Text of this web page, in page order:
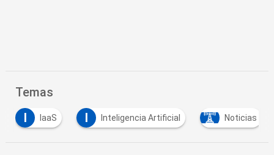
Temas
I
IaaS I Inteligencia Artificial Noticias